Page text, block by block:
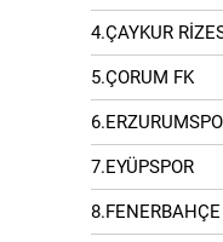
4.ÇAYKUR
5.ÇORUM FK
7.EYÜPSPOR